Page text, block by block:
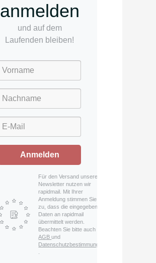
anmelden
und auf dem
Laufenden bleiben!
Anmelden
Für den Versand unserer
Newsletter nutzen wir
rapidmail. Mit Ihrer
Anmeldung stimmen Sie
zu, dass die eingegebenen
Daten an rapidmail
übermittelt werden.
Beachten Sie bitte auch die
AGBund
Datenschutzbestimmungen